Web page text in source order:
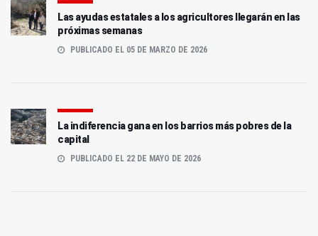
Las ayudas estatales a los agricultores llegarán en las
próximas semanas
PUBLICADO EL 05 DE MARZO DE 2026
La indiferencia gana en los barrios más pobres de la
capital
PUBLICADO EL 22 DE MAYO DE 2026